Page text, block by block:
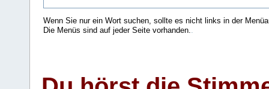
Wenn Sie nur ein Wort suchen, sollte es nicht links in der
Die Menüs sind auf jeder Seite vorhanden..